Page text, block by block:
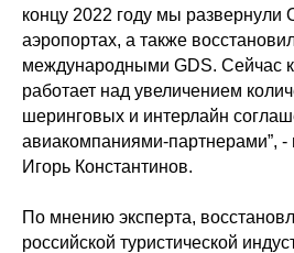
концу 2022 году мы развернули
аэропортах, а также
международными GDS. Сейчас
работает над увеличением
шеринговых и интерлайн
авиакомпаниями-партнерами”,
Игорь Константинов.
По мнению эксперта,
российской туристической